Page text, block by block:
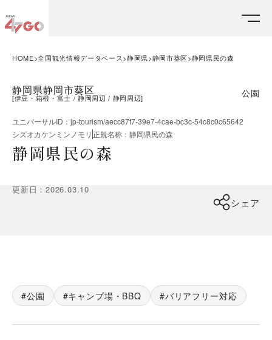
HOME 全国観光情報データベース 静岡県 静岡市葵区 静岡県民の森
静岡県静岡市葵区
[伊豆・箱根・富士 静岡周辺 静岡周辺] 公園
ユニバーサルID ： jp-tourism/aecc87f7-39e7-4cae-bc3c-54c8c0c65642
シズオカケンミンノモリ 正規名称 ： 静岡県民の森
静岡県民の森
更新日 ：2026.03.10
シェア
公園 キャンプ場・BBQ バリアフリー対応